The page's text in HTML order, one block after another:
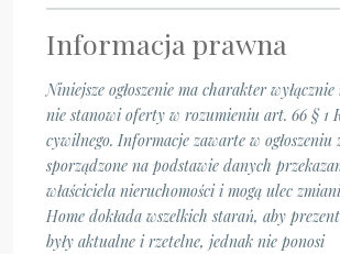
Informacja prawna
Niniejsze ogłoszenie ma charakter
nie stanowi oferty w rozumieniu art. 66 § 1
cywilnego. Informacje zawarte w ogłoszeniu
sporządzone na podstawie danych
właściciela nieruchomości i mogą ulec
Home dokłada wszelkich starań, aby
były aktualne i rzetelne, jednak nie ponosi